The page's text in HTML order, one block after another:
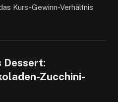
Kurs-Gewinn-Verhältnis
Dessert:
Zucchini-